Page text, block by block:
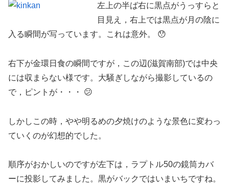
左上の半ば右に黒点がうっすらと
目見え，右上では黒点が月の陰に
入る瞬間が写っています。これは意外。 😯
右下が金環日食の瞬間ですが，この辺(滋賀南部)では中央
には収まらない様です。大騒ぎしながら撮影しているの
で，ピントが・・・ 😕
しかしこの時，やや明るめの夕焼けのような景色に変わっ
ていくのが幻想的でした。
順序がおかしいのですが左下は，ラプトル50の鏡筒カバ
ーに投影してみました。黒がバックではいまいちですね。